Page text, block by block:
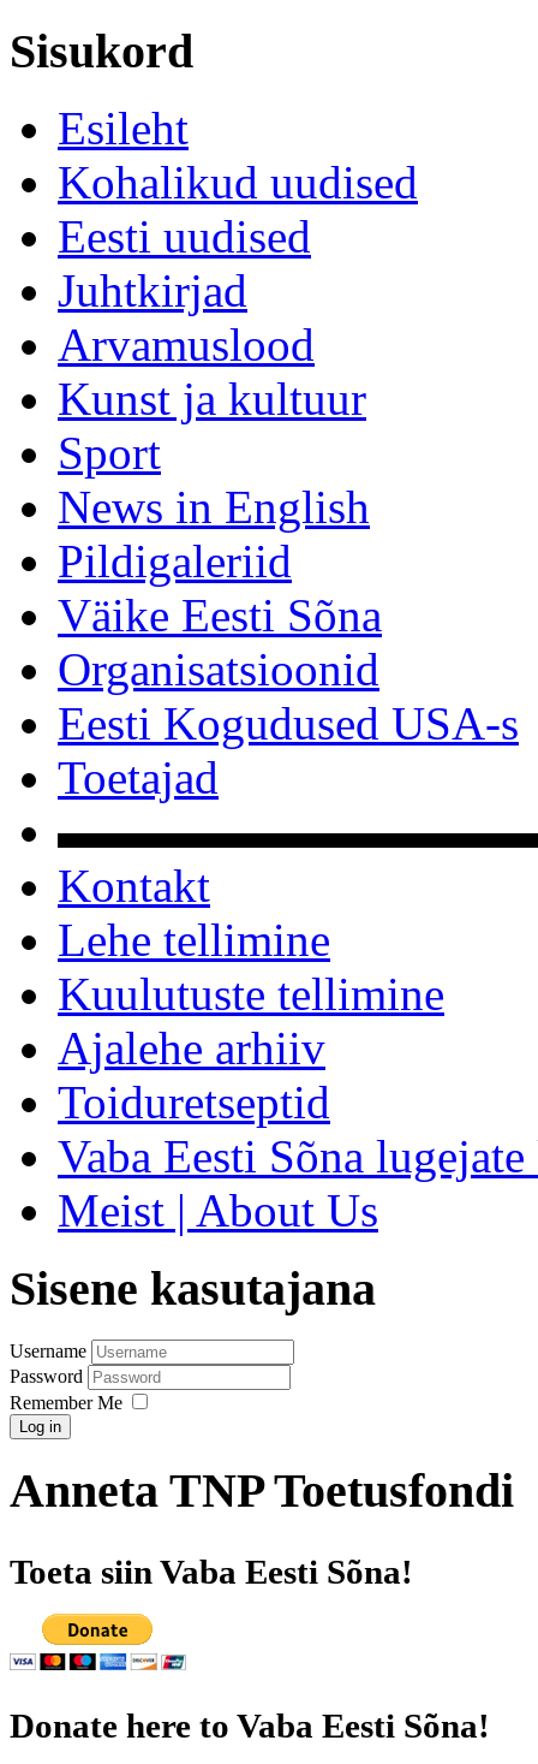
Sisukord
Esileht
Kohalikud uudised
Eesti uudised
Juhtkirjad
Arvamuslood
Kunst ja kultuur
Sport
News in English
Pildigaleriid
Väike Eesti Sõna
Organisatsioonid
Eesti Kogudused USA-s
Toetajad
Kontakt
Lehe tellimine
Kuulutuste tellimine
Ajalehe arhiiv
Toiduretseptid
Vaba Eesti Sõna
Meist | About Us
Sisene kasutajana
Username
Password
Remember Me
Log in
Anneta TNP Toetusfondi
Toeta siin Vaba Eesti Sõna!
Donate here to Vaba Eesti Sõna!